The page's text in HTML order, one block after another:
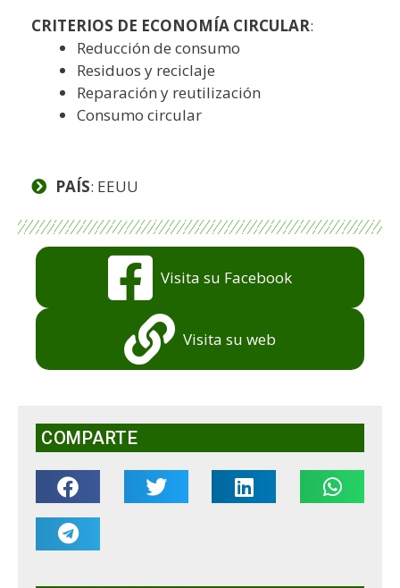
CRITERIOS DE ECONOMÍA CIRCULAR:
Reducción de consumo
Residuos y reciclaje
Reparación y reutilización
Consumo circular
PAÍS: EEUU
Visita su Facebook
Visita su web
COMPARTE